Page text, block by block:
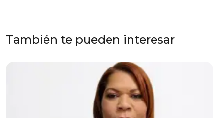
También te pueden interesar